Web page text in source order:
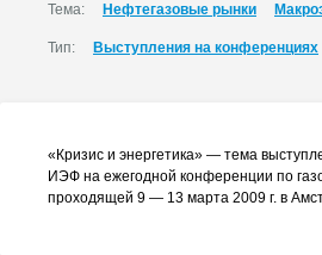
Тема: Нефтегазовые рынки
Тип: Выступления на конференциях
«Кризис и энергетика» — тема
ИЭФ на ежегодной конференции по
проходящей 9 — 13 марта 2009 г. в